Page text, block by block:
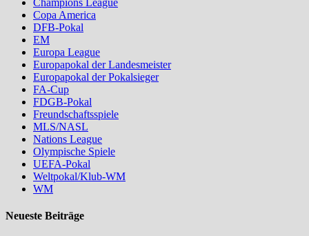
Champions League
Copa America
DFB-Pokal
EM
Europa League
Europapokal der Landesmeister
Europapokal der Pokalsieger
FA-Cup
FDGB-Pokal
Freundschaftsspiele
MLS/NASL
Nations League
Olympische Spiele
UEFA-Pokal
Weltpokal/Klub-WM
WM
Neueste Beiträge